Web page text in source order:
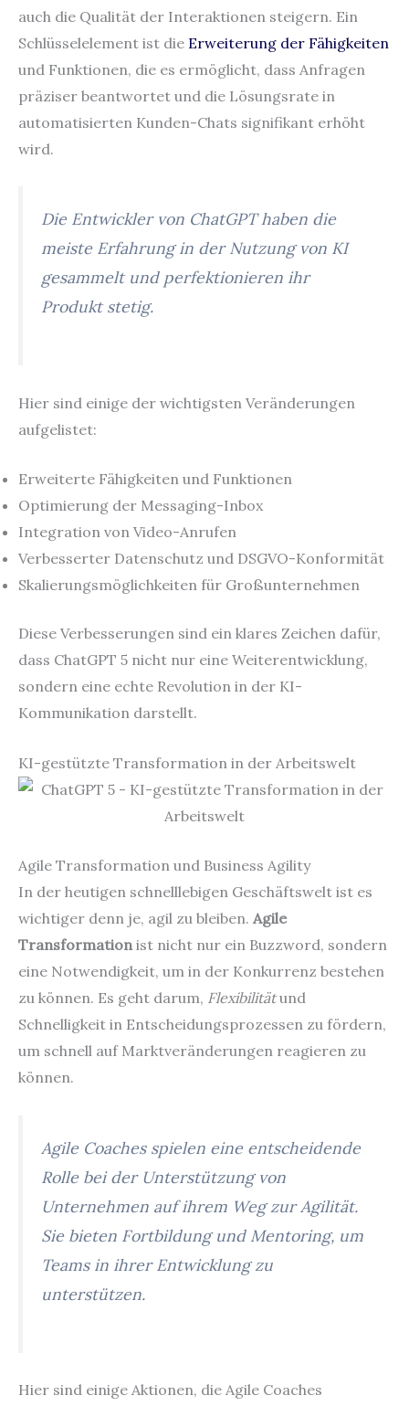
auch die Qualität der Interaktionen steigern. Ein
Schlüsselelement ist die Erweiterung der Fähigkeiten
und Funktionen, die es ermöglicht, dass Anfragen
präziser beantwortet und die Lösungsrate in
automatisierten Kunden-Chats signifikant erhöht
wird.
Die Entwickler von ChatGPT haben die
meiste Erfahrung in der Nutzung von KI
gesammelt und perfektionieren ihr
Produkt stetig.
Hier sind einige der wichtigsten Veränderungen
aufgelistet:
Erweiterte Fähigkeiten und Funktionen
Optimierung der Messaging-Inbox
Integration von Video-Anrufen
Verbesserter Datenschutz und DSGVO-Konformität
Skalierungsmöglichkeiten für Großunternehmen
Diese Verbesserungen sind ein klares Zeichen dafür,
dass ChatGPT 5 nicht nur eine Weiterentwicklung,
sondern eine echte Revolution in der KI-
Kommunikation darstellt.
KI-gestützte Transformation in der Arbeitswelt
Agile Transformation und Business Agility
In der heutigen schnelllebigen Geschäftswelt ist es
wichtiger denn je, agil zu bleiben. Agile
Transformationist nicht nur ein Buzzword, sondern
eine Notwendigkeit, um in der Konkurrenz bestehen
zu können. Es geht darum, Flexibilitätund
Schnelligkeit in Entscheidungsprozessen zu fördern,
um schnell auf Marktveränderungen reagieren zu
können.
Agile Coaches spielen eine entscheidende
Rolle bei der Unterstützung von
Unternehmen auf ihrem Weg zur Agilität.
Sie bieten Fortbildung und Mentoring, um
Teams in ihrer Entwicklung zu
unterstützen.
Hier sind einige Aktionen, die Agile Coaches